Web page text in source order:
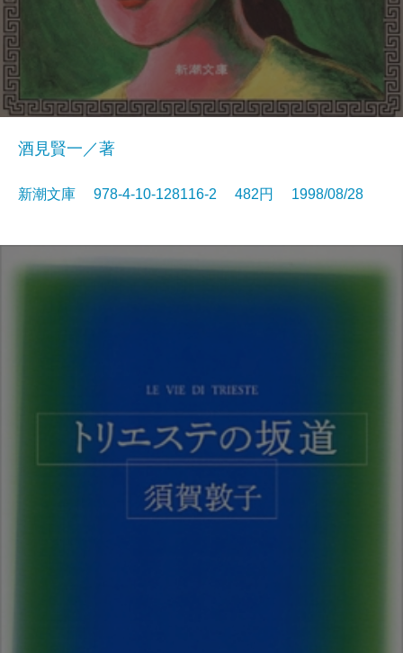
酒見賢一／著
新潮文庫 978-4-10-128116-2 482円 1998/08/28